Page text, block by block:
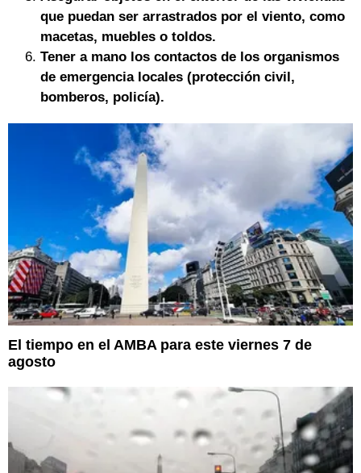
que puedan ser arrastrados por el viento, como
macetas, muebles o toldos.
Tener a mano los contactos de los organismos
de emergencia locales (protección civil,
bomberos, policía).
El tiempo en el AMBA para este viernes 7 de
agosto